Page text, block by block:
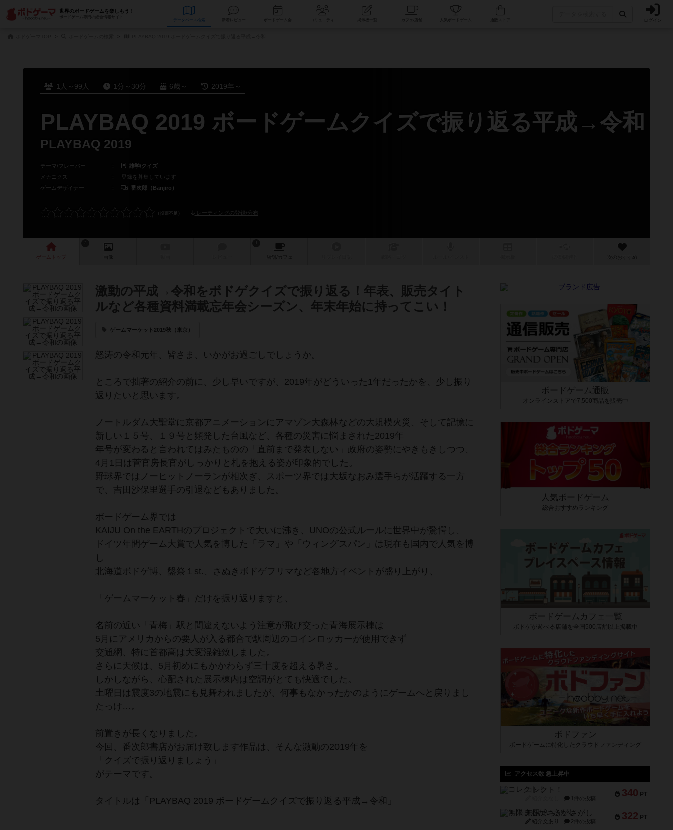
世界のボードゲームを楽しもう！
ボードゲーム専門の総合情報サイト
データベース コミュニティ 人気ボードゲーム ログイン
1人～99人 1分～30分 6歳～ 2019年～
PLAYBAQ 2019 ボードゲームクイズで振り返る平成→令和
PLAYBAQ 2019
テーマ/フレーバー ：
雑学/クイズ
メカニクス
：
登録を募集しています
ゲームデザイナー
： 番次郎（Banjiro）
レーティングの登録/分布
ゲーム 画像 店舗/ カフェ 次のおすすめ
激動の平成→令和をボドゲクイズで振り返る！年表、販売タイト
ルなど各種資料満載忘年会シーズン、年末年始に持ってこい！
ゲームマーケット2019秋（東京）
怒涛の令和元年、皆さま、いかがお過ごしでしょうか。
ところで拙著の紹介の前に、少し早いですが、2019年がどういった1年だったかを、少し振り
返りたいと思います。
ノートルダム大聖堂に京都アニメーションにアマゾン大森林などの大規模火災、そして記憶に
新しい１５号、１９号と頻発した台風など、各種の災害に悩まされた2019年
年号が変わると言われてはみたものの「直前まで発表しない」政府の姿勢にやきもきしつつ、
4月1日は菅官房長官がしっかりと札を抱える姿が印象的でした。
野球界ではノーヒットノーランが相次ぎ、スポーツ界では大坂なおみ選手らが活躍する一方
で、吉田沙保里選手の引退などもありました。
ボードゲーム界では
KAIJU On the EARTHのプロジェクトで大いに沸き、UNOの公式ルールに世界中が驚愕し、
ドイツ年間ゲーム大賞で人気を博した「ラマ」や「ウィングスパン」は現在も国内で人気を博
し
北海道ボドゲ博、盤祭１st.、さぬきボドゲフリマなど各地方イベントが盛り上がり、
「ゲームマーケット春」だけを振り返りますと、
名前の近い「青梅」駅と間違えないよう注意が飛び交った青海展示棟は
5月にアメリカからの要人が入る都合で駅周辺のコインロッカーが使用できず
交通網、特に首都高は大変混雑致しました。
さらに天候は、5月初めにもかかわらず三十度を超える暑さ。
しかしながら、心配された展示棟内は空調がとても快適でした。
土曜日は震度3の地震にも見舞われましたが、何事もなかったかのようにゲームへと戻りまし
たっけ…。
前置きが長くなりました。
今回、番次郎書店がお届け致します作品は、そんな激動の2019年を
「クイズで振り返りましょう」
がテーマです。
タイトルは「PLAYBAQ 2019 ボードゲームクイズで振り返る平成→令和」
ボードゲーム通販
オンラインストアで7,500商品を販売中
人気ボードゲーム
総合おすすめランキング
ボードゲームカフェ一覧
ボドゲが遊べる店舗を全国500店舗以上掲載中
ボドファン
ボードゲームに特化したクラウドファンディング
アクセス数 急上昇中
340 PT
コレクト！
1件の投稿
322 PT
無限まちがいさがし
紹介文あり 2件の投稿